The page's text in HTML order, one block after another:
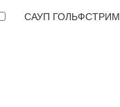
САУП ГОЛЬФСТРИМ